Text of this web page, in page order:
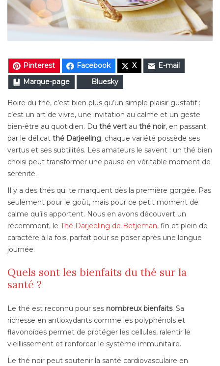
Pinterest Facebook X
E-mail
Marque-page
Bluesky
Boire du thé, c’est bien plus qu’un simple plaisir gustatif :
c’est un art de vivre, une invitation au calme et un geste
bien-être au quotidien. Du thé vert au thé noir, en passant
par le délicat thé Darjeeling, chaque variété possède ses
vertus et ses subtilités. Les amateurs le savent : un thé bien
choisi peut transformer une pause en véritable moment de
sérénité.
Il y a des thés qui te marquent dès la première gorgée. Pas
seulement pour le goût, mais pour ce petit moment de
calme qu’ils apportent. Nous en avons découvert un
récemment, le Thé Darjeeling de Betjeman, fin et plein de
caractère à la fois, parfait pour se poser après une longue
journée.
Quels sont les bienfaits du thé sur la
santé ?
Le thé est reconnu pour ses nombreux bienfaits. Sa
richesse en antioxydants comme les polyphénols et
flavonoïdes permet de protéger les cellules, ralentir le
vieillissement et renforcer le système immunitaire.
Le thé noir peut soutenir la santé cardiovasculaire en